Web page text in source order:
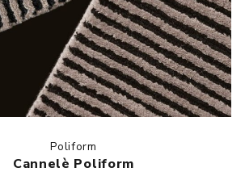
Poliform
Cannelè Poliform